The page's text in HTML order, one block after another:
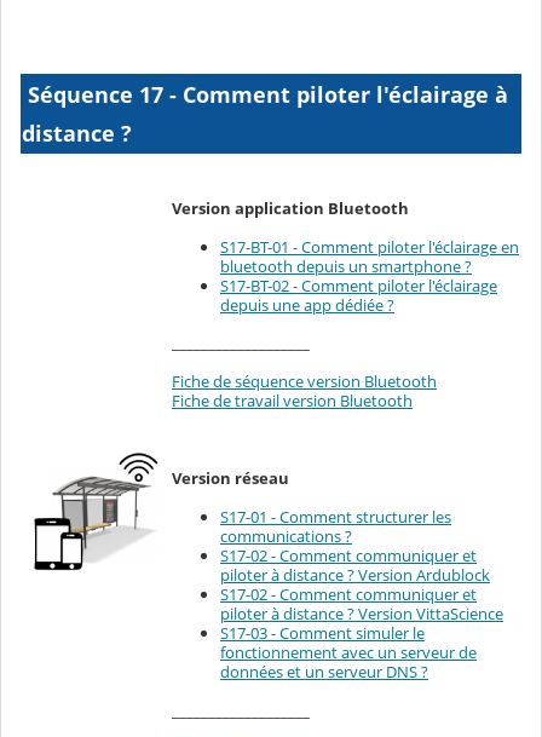
Séquence 17 - Comment piloter l'éclairage à
distance ?
Version application Bluetooth
S17-BT-01 - Comment piloter l'éclairage en
bluetooth depuis un smartphone ?
S17-BT-02 - Comment piloter l'éclairage
depuis une app dédiée ?
Fiche de séquence version Bluetooth
Fiche de travail version Bluetooth
Version réseau
S17-01 - Comment structurer les
communications ?
S17-02 - Comment communiquer et
piloter à distance ? Version Ardublock
S17-02 - Comment communiquer et
piloter à distance ? Version VittaScience
S17-03 - Comment simuler le
fonctionnement avec un serveur de
données et un serveur DNS ?